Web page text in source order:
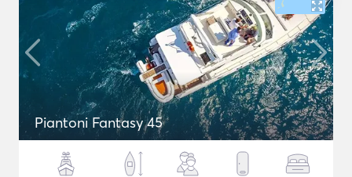
Piantoni Fantasy 45